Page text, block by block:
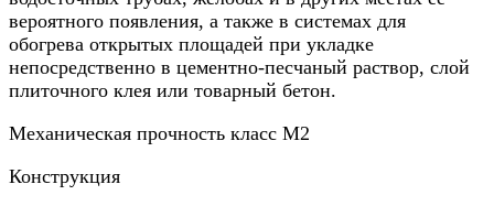
вероятного появления, а также в системах для
обогрева открытых площадей при укладке
непосредственно в цементно-песчаный раствор, слой
плиточного клея или товарный бетон.
Механическая прочность класс М2
Конструкция